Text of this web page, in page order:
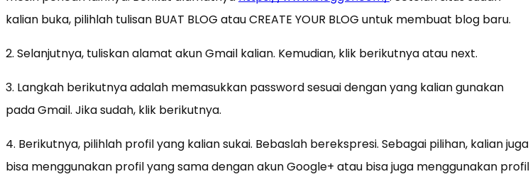
kalian buka, pilihlah tulisan BUAT BLOG atau CREATE YOUR BLOG untuk membuat blog baru.
2. Selanjutnya, tuliskan alamat akun Gmail kalian. Kemudian, klik berikutnya atau next.
3. Langkah berikutnya adalah memasukkan password sesuai dengan yang kalian gunakan
pada Gmail. Jika sudah, klik berikutnya.
4. Berikutnya, pilihlah profil yang kalian sukai. Bebaslah berekspresi. Sebagai pilihan, kalian juga
bisa menggunakan profil yang sama dengan akun Google+ atau bisa juga menggunakan profil